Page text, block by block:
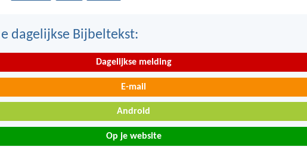
dagelijkse Bijbeltekst:
Dagelijkse melding
E-mail
Android
Op je website